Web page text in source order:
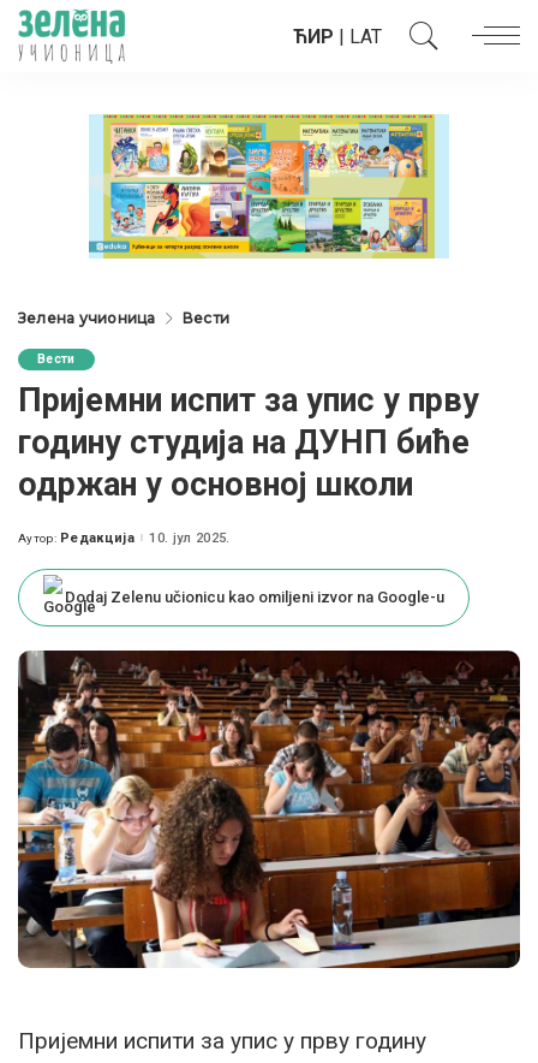
ЋИР | LAT
Зелена учионица Вести
Вести
Пријемни испит за упис у прву
годину студија на ДУНП биће
одржан у основној школи
Posted
Аутор: Редакција 10. јул 2025.
Dodaj Zelenu učionicu kao omiljeni izvor na Google-u
Пријемни испити за упис у прву годину